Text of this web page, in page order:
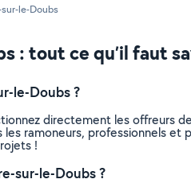
le-Doubs
: tout ce qu’il faut
le-Doubs ?
directement les
ramoneurs, professionnels
!
sur-le-Doubs ?